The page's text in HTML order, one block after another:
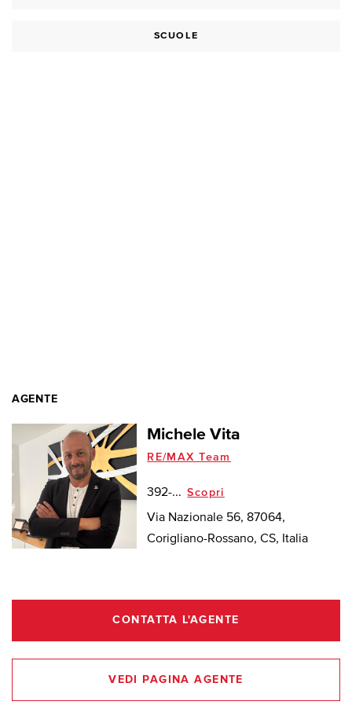
SCUOLE
AGENTE
Michele Vita
RE/MAX Team
392-... Scopri
Via Nazionale 56, 87064,
Corigliano-Rossano, CS, Italia
CONTATTA L'AGENTE
VEDI PAGINA AGENTE